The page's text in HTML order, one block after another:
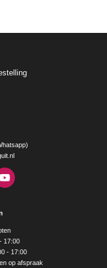
Y
o
e
17:00
- 17:00
op afspraak